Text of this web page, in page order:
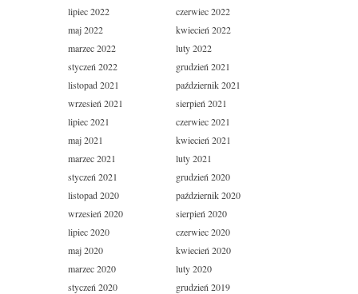
lipiec 2022
czerwiec 2022
maj 2022
kwiecień 2022
marzec 2022
luty 2022
styczeń 2022
grudzień 2021
listopad 2021
październik 2021
wrzesień 2021
sierpień 2021
lipiec 2021
czerwiec 2021
maj 2021
kwiecień 2021
marzec 2021
luty 2021
styczeń 2021
grudzień 2020
listopad 2020
październik 2020
wrzesień 2020
sierpień 2020
lipiec 2020
czerwiec 2020
maj 2020
kwiecień 2020
marzec 2020
luty 2020
styczeń 2020
grudzień 2019